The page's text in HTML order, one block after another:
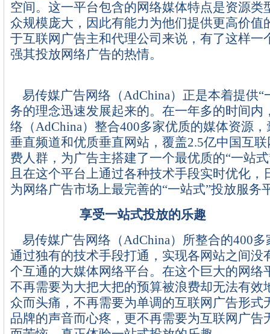
空间。这一平台包含的网络媒体特点是资源类
众规模庞大，因此有能力为他们提供更高价值
于互联网广告主和代理公司来说，有了这样一
强其投放网络广告的热情。
易传媒广告网络（AdChina）正是本着提供“
务的理念迅速发展起来的。在一年多的时间内
络（AdChina）整合400多家优质的媒体资源
垂直频道和优质垂直网站，覆盖2.5亿中国互
费人群，为广告主搭建了一个最优质的“一站
且在这个平台上通过各种技术手段实时优化，
为网络广告市场上最完善的“一站式”投放服务
享受一站式投放的乐趣
易传媒广告网络（AdChina）所整合的400多
通过独有的技术手段打通，实现各网站之间没
个互通的大媒体网络平台。在这个巨大的网络
不再需要为大把大把的预算被浪费却无法有效
众而头痛，不再需要为单调的互联网广告形式
品牌的声音而心疼，更不再需要为互联网广告